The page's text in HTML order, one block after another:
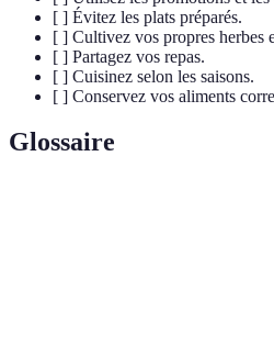
[ ] Évitez les plats préparés.
[ ] Cultivez vos propres herbes
[ ] Partagez vos repas.
[ ] Cuisinez selon les saisons.
[ ] Conservez vos aliments
Glossaire